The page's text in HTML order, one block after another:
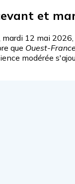
et
12 mai 2026,
que Ouest-France
modérée